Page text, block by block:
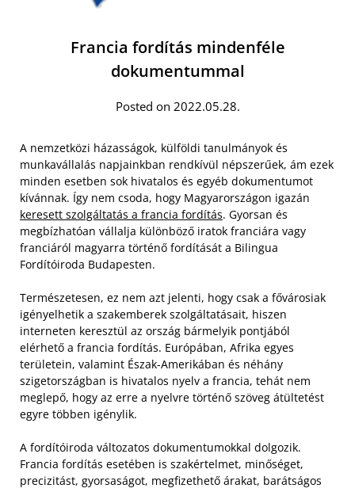
Francia fordítás mindenféle
dokumentummal
Posted on 2022.05.28.
A nemzetközi házasságok, külföldi tanulmányok és
munkavállalás napjainkban rendkívül népszerűek, ám ezek
minden esetben sok hivatalos és egyéb dokumentumot
kívánnak. Így nem csoda, hogy Magyarországon igazán
keresett szolgáltatás a francia fordítás. Gyorsan és
megbízhatóan vállalja különböző iratok franciára vagy
franciáról magyarra történő fordítását a Bilingua
Fordítóiroda Budapesten.
Természetesen, ez nem azt jelenti, hogy csak a fővárosiak
igényelhetik a szakemberek szolgáltatásait, hiszen
interneten keresztül az ország bármelyik pontjából
elérhető a francia fordítás. Európában, Afrika egyes
területein, valamint Észak-Amerikában és néhány
szigetországban is hivatalos nyelv a francia, tehát nem
meglepő, hogy az erre a nyelvre történő szöveg átültetést
egyre többen igénylik.
A fordítóiroda változatos dokumentumokkal dolgozik.
Francia fordítás esetében is szakértelmet, minőséget,
precizitást, gyorsaságot, megfizethető árakat, barátságos